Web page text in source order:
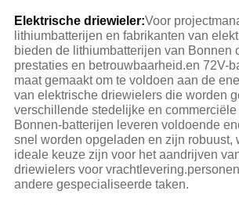
Elektrische driewieler:Voor
lithiumbatterijen en fabrikanten van
bieden de lithiumbatterijen van Bonnen
prestaties en betrouwbaarheid.en 72V-
maat gemaakt om te voldoen aan de
van elektrische driewielers die worden
verschillende stedelijke en
Bonnen-batterijen leveren voldoende
snel worden opgeladen en zijn robuust,
ideale keuze zijn voor het aandrijven
driewielers voor
andere gespecialiseerde taken.